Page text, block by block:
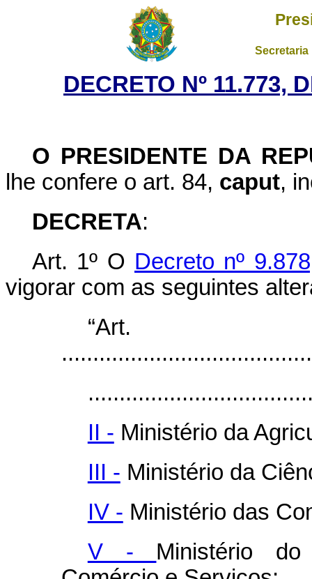
DECRETO Nº 11.773,
O PRESIDENTE DA
lhe confere o art. 84, caput,
DECRETA:
Art. 1º O Decreto nº
vigorar com as seguintes
II - Ministério da
III - Ministério da
IV - Ministério das
V - Ministério do